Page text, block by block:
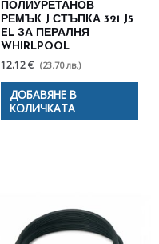
ПОЛИУРЕТАНОВ
РЕМЪК J СТЪПКА 321 J5
EL ЗА ПЕРАЛНЯ
WHIRLPOOL
12.12 € (23.70 лв.)
ДОБАВЯНЕ В
КОЛИЧКАТА